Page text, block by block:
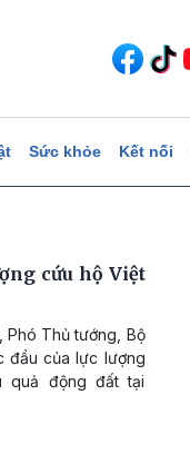
Sức khỏe Kết nối
cứu hộ Việt
Phó Thủ tướng, Bộ
đầu của lực lượng
quả động đất tại